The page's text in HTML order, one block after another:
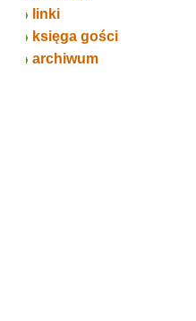
linki
księga gości
archiwum